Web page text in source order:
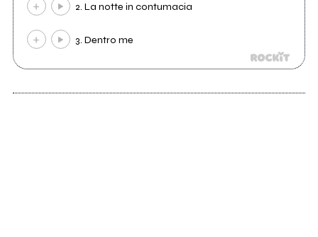
2. La notte in contumacia
3. Dentro me